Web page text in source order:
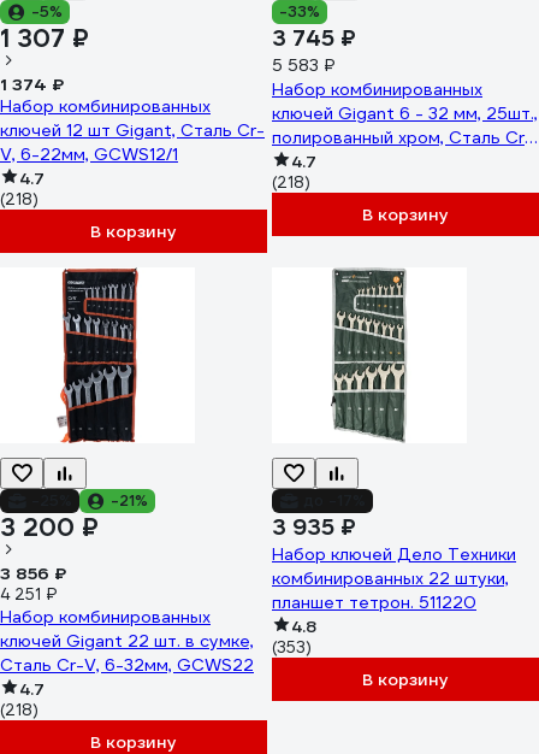
-5%
1 307 ₽
1 374 ₽
Набор комбинированных
ключей 12 шт Gigant, Сталь Cr-
V, 6-22мм, GCWS12/1
4.7
(218)
В корзину
-33%
3 745 ₽
5 583 ₽
Набор комбинированных
ключей Gigant 6 - 32 мм, 25шт.,
полированный хром, Сталь Cr-
V, 6-32мм, GDWSP-25
4.7
(218)
В корзину
-21%
3 200 ₽
3 856 ₽
4 251 ₽
Набор комбинированных
ключей Gigant 22 шт. в сумке,
Сталь Cr-V, 6-32мм, GCWS22
4.7
(218)
В корзину
3 935 ₽
Набор ключей Дело Техники
комбинированных 22 штуки,
планшет тетрон. 511220
4.8
(353)
В корзину